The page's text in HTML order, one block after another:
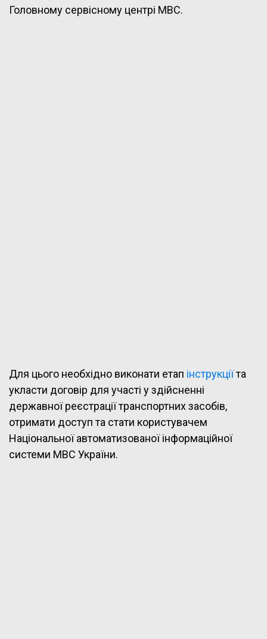
Головному сервісному центрі МВС.
Для цього необхідно виконати етап інструкціїта
укласти договір для участі у здійсненні
державної реєстрації транспортних засобів,
отримати доступ та стати користувачем
Національної автоматизованої інформаційної
системи МВС України.